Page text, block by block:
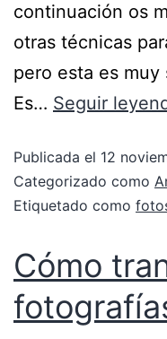
continuación os
otras técnicas
pero esta es
Es… Seguir
Publicada el 12
Categorizado como
Etiquetado como
Cómo